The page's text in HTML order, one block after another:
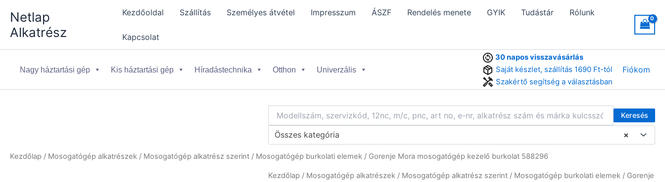
content
Netlap
Alkatrész
Kezdőoldal Szállítás Személyes átvétel Impresszum ÁSZF Rendelés menete GYIK Tudástár Rólunk
Kapcsolat
Nagy háztartási gép Kis háztartási gép Híradástechnika Otthon Univerzális
30 napos visszavásárlás
Saját készlet, szállítás 1690 Ft-tól
Szakértő segítség a választásban
Fiókom
Keresés
×
Összes kategória
Kezdőlap / Mosogatógép alkatrészek / Mosogatógép alkatrész szerint / Mosogatógép burkolati elemek / Gorenje Mora mosogatógép kezelő burkolat 588296
Kezdőlap / Mosogatógép alkatrészek/ Mosogatógép alkatrész szerint/ Mosogatógép burkolati elemek/ Gorenje